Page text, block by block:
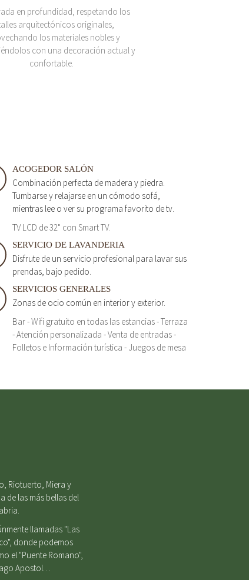
en profundidad, respetando los
arquitectónicos originales,
los materiales nobles y
con una decoración actual y
confortable.
ACOGEDOR SALÓN
Combinación perfecta de madera y piedra.
Tumbarse y relajarse en un cómodo sofá,
mientras lee o ver su programa favorito de tv.
TV LCD de 32" con Smart TV.
SERVICIO DE LAVANDERIA
Disfrute de un servicio profesional para lavar sus
prendas, bajo pedido.
SERVICIOS GENERALES
Zonas de ocio común en interior y exterior.
Bar - Wifi gratuito en todas las estancias - Terraza
- Atención personalizada - Venta de entradas -
Folletos e Información turística - Juegos de mesa
Riotuerto, Miera y
de las más bellas del
llamadas "Las
donde podemos
el "Puente Romano",
Apostol…